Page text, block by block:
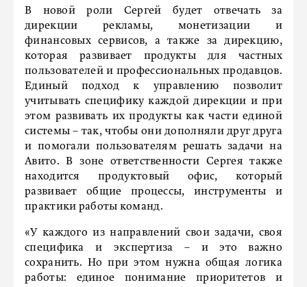
В новой роли Сергей будет отвечать за
дирекции рекламы, монетизации и
финансовых сервисов, а также за дирекцию,
которая развивает продукты для частных
пользователей и профессиональных продавцов.
Единый подход к управлению позволит
учитывать специфику каждой дирекции и при
этом развивать их продукты как части единой
системы – так, чтобы они дополняли друг друга
и помогали пользователям решать задачи на
Авито. В зоне ответственности Сергея также
находится продуктовый офис, который
развивает общие процессы, инструменты и
практики работы команд.
«У каждого из направлений свои задачи, своя
специфика и экспертиза – и это важно
сохранить. Но при этом нужна общая логика
работы: единое понимание приоритетов и